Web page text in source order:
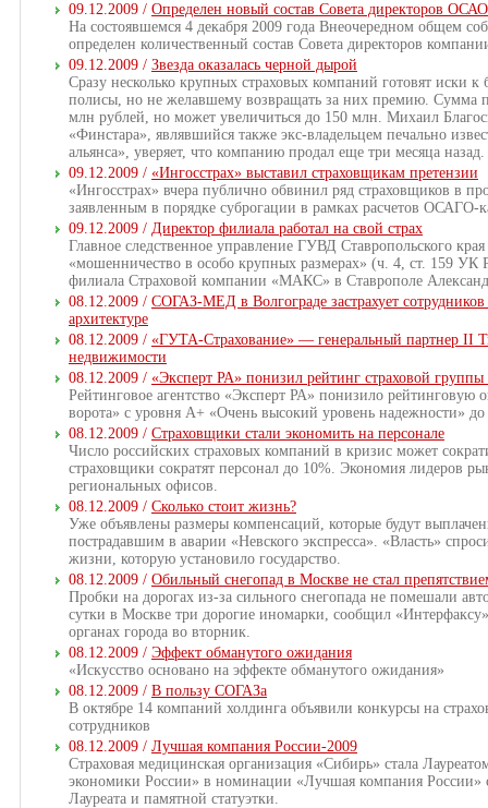
09.12.2009 / Определен новый состав Совета директоров
На состоявшемся 4 декабря 2009 года Внеочередном общем
определен количественный состав Совета директоров
09.12.2009 / Звезда оказалась черной дырой
Сразу несколько крупных страховых компаний готовят иски
полисы, но не желавшему возвращать за них премию. Сумма
млн рублей, но может увеличиться до 150 млн. Михаил
«Финстара», являвшийся также экс-владельцем печально
альянса», уверяет, что компанию продал еще три месяца назад.
09.12.2009 / «Ингосстрах» выставил страховщикам претензии
«Ингосстрах» вчера публично обвинил ряд страховщиков в
заявленным в порядке суброгации в рамках расчетов ОСАГО-
09.12.2009 / Директор филиала работал на свой страх
Главное следственное управление ГУВД Ставропольского
«мошенничество в особо крупных размерах» (ч. 4, ст. 159
филиала Страховой компании «МАКС» в Ставрополе
08.12.2009 / СОГАЗ-МЕД в Волгограде застрахует сотрудников
архитектуре
08.12.2009 / «ГУТА-Страхование» — генеральный партнер II
недвижимости
08.12.2009 / «Эксперт РА» понизил рейтинг страховой группы
Рейтинговое агентство «Эксперт РА» понизило рейтинговую
ворота» с уровня А+ «Очень высокий уровень надежности»
08.12.2009 / Страховщики стали экономить на персонале
Число российских страховых компаний в кризис может
страховщики сократят персонал до 10%. Экономия лидеров
региональных офисов.
08.12.2009 / Сколько стоит жизнь?
Уже объявлены размеры компенсаций, которые будут
пострадавшим в аварии «Невского экспресса». «Власть»
жизни, которую установило государство.
08.12.2009 / Обильный снегопад в Москве не стал
Пробки на дорогах из-за сильного снегопада не помешали
сутки в Москве три дорогие иномарки, сообщил
органах города во вторник.
08.12.2009 / Эффект обманутого ожидания
«Искусство основано на эффекте обманутого ожидания»
08.12.2009 / В пользу СОГАЗа
В октябре 14 компаний холдинга объявили конкурсы на
сотрудников
08.12.2009 / Лучшая компания России-2009
Страховая медицинская организация «Сибирь» стала
экономики России» в номинации «Лучшая компания
Лауреата и памятной статуэтки.